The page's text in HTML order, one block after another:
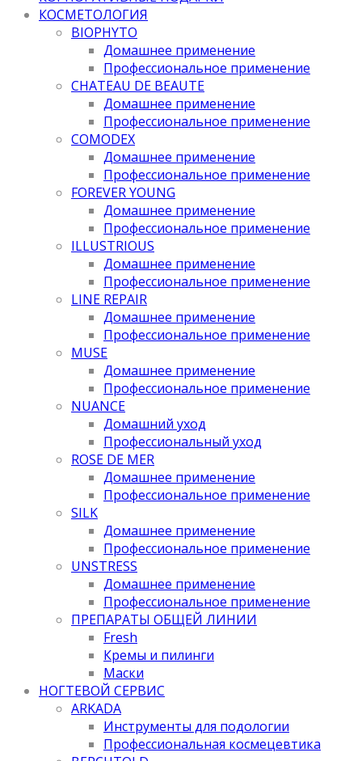
КОСМЕТОЛОГИЯ
BIOPHYTO
Домашнее применение
Профессиональное применение
CHATEAU DE BEAUTE
Домашнее применение
Профессиональное применение
COMODEX
Домашнее применение
Профессиональное применение
FOREVER YOUNG
Домашнее применение
Профессиональное применение
ILLUSTRIOUS
Домашнее применение
Профессиональное применение
LINE REPAIR
Домашнее применение
Профессиональное применение
MUSE
Домашнее применение
Профессиональное применение
NUANCE
Домашний уход
Профессиональный уход
ROSE DE MER
Домашнее применение
Профессиональное применение
SILK
Домашнее применение
Профессиональное применение
UNSTRESS
Домашнее применение
Профессиональное применение
ПРЕПАРАТЫ ОБЩЕЙ ЛИНИИ
Fresh
Кремы и пилинги
Маски
НОГТЕВОЙ СЕРВИС
ARKADA
Инструменты для подологии
Профессиональная космецевтика